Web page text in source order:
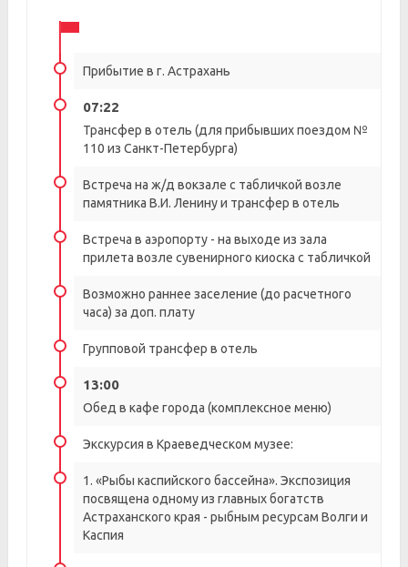
Прибытие в г. Астрахань
07:22
Трансфер в отель (для прибывших поездом №
110 из Санкт-Петербурга)
Встреча на ж/д вокзале с табличкой возле
памятника В.И. Ленину и трансфер в отель
Встреча в аэропорту - на выходе из зала
прилета возле сувенирного киоска с табличкой
Возможно раннее заселение (до расчетного
часа) за доп. плату
Групповой трансфер в отель
13:00
Обед в кафе города (комплексное меню)
Экскурсия в Краеведческом музее:
1. «Рыбы каспийского бассейна». Экспозиция
посвящена одному из главных богатств
Астраханского края - рыбным ресурсам Волги и
Каспия